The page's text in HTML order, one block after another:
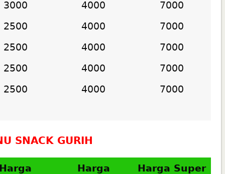
3000
4000
7000
2500
4000
7000
2500
4000
7000
2500
4000
7000
2500
4000 7000
SNACK GURIH
Harga
Harga Super